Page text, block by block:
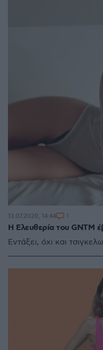
Η Ελευθερία του GNTM
Εντάξει, όχι και
13.07.2020, 14:44 1